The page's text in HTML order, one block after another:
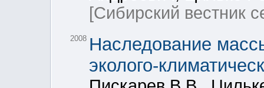
[Сибирский вестник
2008 Наследование
эколого-